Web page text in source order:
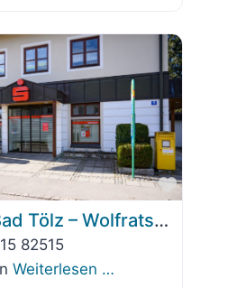
Favorit
Sparkasse Bad Tölz – Wolfratshausen – Geschäftsstelle
82515
Weiterlesen …